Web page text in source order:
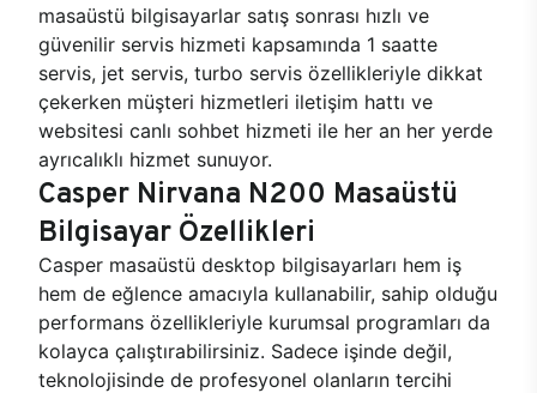
masaüstü bilgisayarlar satış sonrası hızlı ve
güvenilir servis hizmeti kapsamında 1 saatte
servis, jet servis, turbo servis özellikleriyle dikkat
çekerken müşteri hizmetleri iletişim hattı ve
websitesi canlı sohbet hizmeti ile her an her yerde
ayrıcalıklı hizmet sunuyor.
Casper Nirvana N200 Masaüstü
Bilgisayar Özellikleri
Casper masaüstü desktop bilgisayarları hem iş
hem de eğlence amacıyla kullanabilir, sahip olduğu
performans özellikleriyle kurumsal programları da
kolayca çalıştırabilirsiniz. Sadece işinde değil,
teknolojisinde de profesyonel olanların tercihi